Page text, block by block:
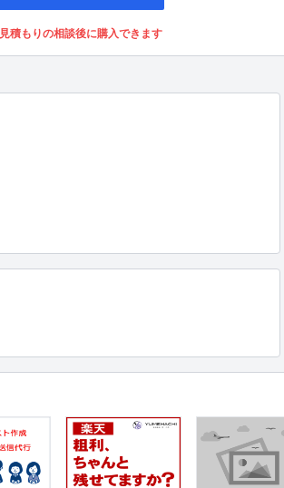
見積もりの相談後に購入できます